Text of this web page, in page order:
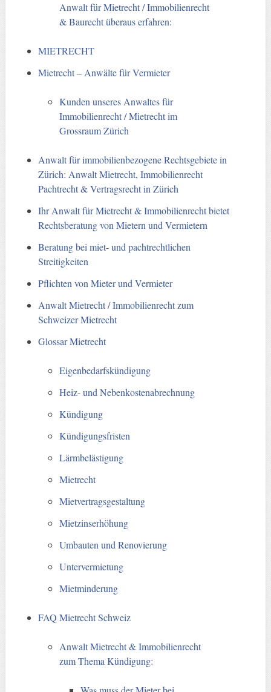
Anwalt für Mietrecht / Immobilienrecht
& Baurecht überaus erfahren:
MIETRECHT
Mietrecht – Anwälte für Vermieter
Kunden unseres Anwaltes für
Immobilienrecht / Mietrecht im
Grossraum Zürich
Anwalt für immobilienbezogene Rechtsgebiete in
Zürich: Anwalt Mietrecht, Immobilienrecht
Pachtrecht & Vertragsrecht in Zürich
Ihr Anwalt für Mietrecht & Immobilienrecht bietet
Rechtsberatung von Mietern und Vermietern
Beratung bei miet- und pachtrechtlichen
Streitigkeiten
Pflichten von Mieter und Vermieter
Anwalt Mietrecht / Immobilienrecht zum
Schweizer Mietrecht
Glossar Mietrecht
Eigenbedarfskündigung
Heiz- und Nebenkostenabrechnung
Kündigung
Kündigungsfristen
Lärmbelästigung
Mietrecht
Mietvertragsgestaltung
Mietzinserhöhung
Umbauten und Renovierung
Untervermietung
Mietminderung
FAQ Mietrecht Schweiz
Anwalt Mietrecht & Immobilienrecht
zum Thema Kündigung: